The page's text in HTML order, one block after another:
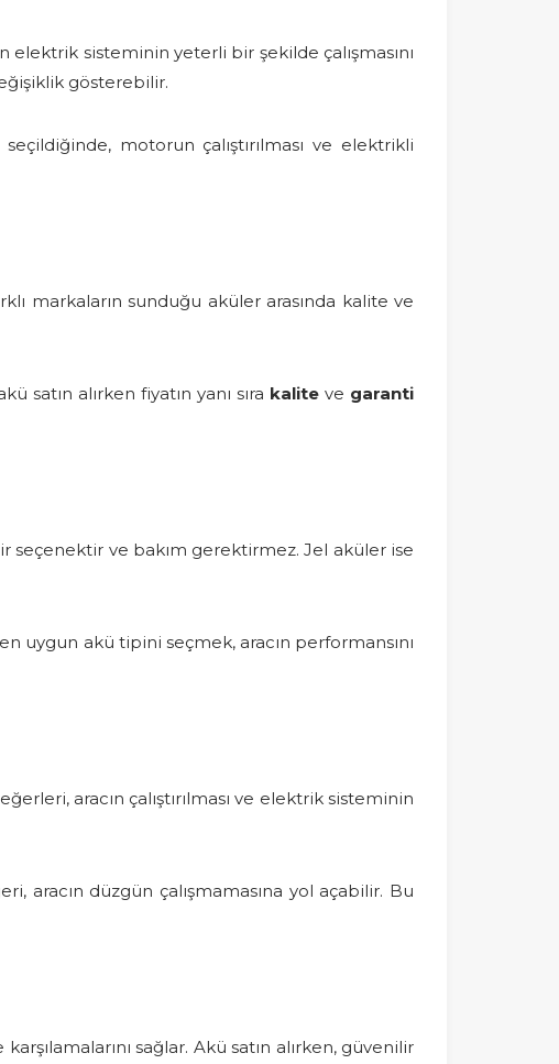
sisteminin yeterli bir şekilde çalışmasını
gösterebilir.
motorun çalıştırılması ve elektrikli
markaların sunduğu aküler arasında kalite ve
satın alırken fiyatın yanı sıra kaliteve garanti
seçenektir ve bakım gerektirmez. Jel aküler ise
uygun akü tipini seçmek, aracın performansını
aracın çalıştırılması ve elektrik sisteminin
aracın düzgün çalışmamasına yol açabilir. Bu
sağlar. Akü satın alırken, güvenilir